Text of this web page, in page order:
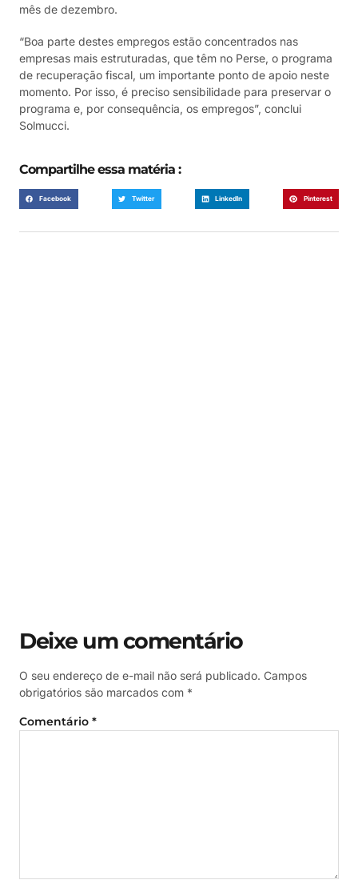
mês de dezembro.
“Boa parte destes empregos estão concentrados nas
empresas mais estruturadas, que têm no Perse, o programa
de recuperação fiscal, um importante ponto de apoio neste
momento. Por isso, é preciso sensibilidade para preservar o
programa e, por consequência, os empregos”, conclui
Solmucci.
Compartilhe essa matéria :
Facebook Twitter LinkedIn Pinterest
Deixe um comentário
O seu endereço de e-mail não será publicado. Campos
obrigatórios são marcados com *
Comentário *